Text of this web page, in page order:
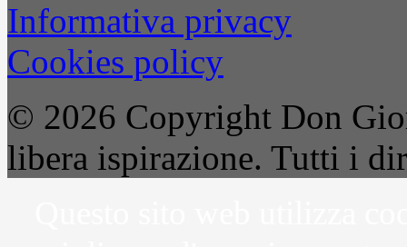
Informativa privacy
Cookies policy
© 2026 Copyright Don
libera ispirazione. Tutti i